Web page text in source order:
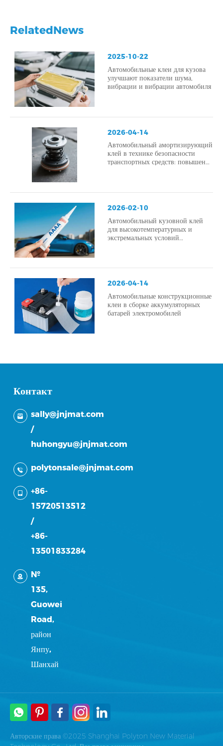
RelatedNews
2025-10-22
Автомобильные клеи для кузова
улучшают показатели шума,
вибрации и вибрации автомобиля
2026-04-14
Автомобильный амортизирующий
клей в технике безопасности
транспортных средств: повышение
2026-02-10
Автомобильный кузовной клей
для высокотемпературных и
экстремальных условий
2026-04-14
Автомобильные конструкционные
клеи в сборке аккумуляторных
батарей электромобилей
Контакт
sally@jnjmat.com
/
huhongyu@jnjmat.com
polytonsale@jnjmat.com
+86-
15720513512
/
+86-
13501833284
№
135,
Guowei
Road,
район
Янпу,
Шанхай
Авторские права ©2025 Shanghai Polyton New Material